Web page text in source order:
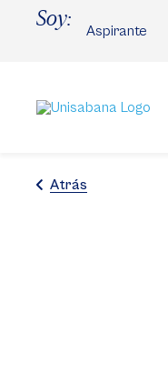
Soy:
Aspirante
Atrás